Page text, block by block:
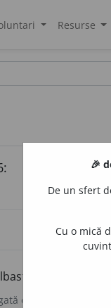
Resurse
ca cerul:
de
🎉
De un sfert
Cu o mică